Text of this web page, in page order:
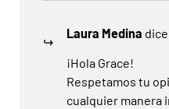
Laura Medina
¡Hola Grace!
Respetamos tu
cualquier manera